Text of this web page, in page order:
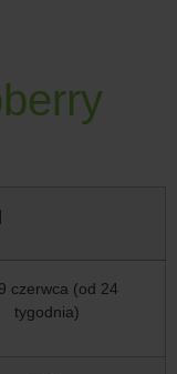
czerwca (od 24
tygodnia)